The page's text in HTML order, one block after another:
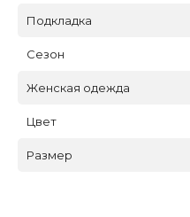
Подкладка
Сезон
Женская одежда
Цвет
Размер